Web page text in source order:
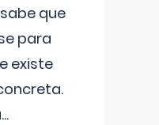
que
para
existe
...